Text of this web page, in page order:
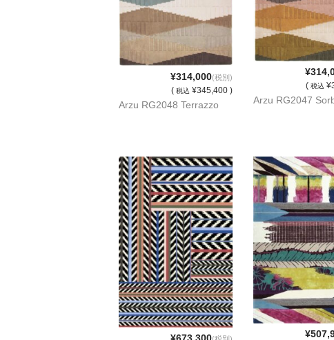
¥314,000(税別)
( 税込 ¥345,400 )
Arzu RG2048 Terrazzo
( 税込
Arzu RG2047